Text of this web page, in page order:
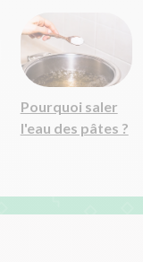
Pourquoi saler
l'eau des pâtes ?